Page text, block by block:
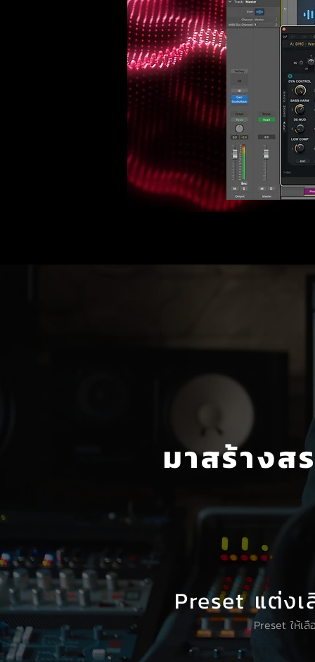
มาสร้าง
Preset แต่ง
Preset ให้เ